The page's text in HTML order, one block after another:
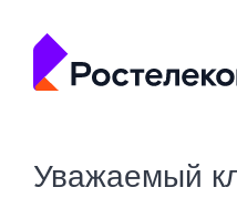
Уважаемый